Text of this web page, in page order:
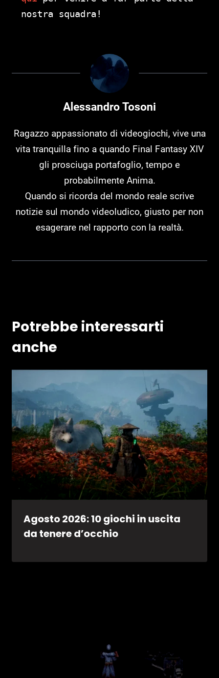
nostra squadra!
Alessandro Tosoni
Ragazzo appassionato di videogiochi, vive una
vita tranquilla fino a quando Final Fantasy XIV
gli prosciuga portafoglio, tempo e
probabilmente Anima.
Quando si ricorda del mondo reale scrive
notizie sul mondo videoludico, giusto per non
esagerare nel rapporto con la realtà.
Potrebbe interessarti
anche
Agosto 2026: 10 giochi in uscita
da tenere d’occhio